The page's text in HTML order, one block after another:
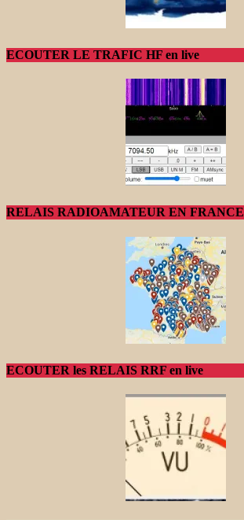
ECOUTER LE TRAFIC HF en live
RELAIS RADIOAMATEUR EN FRANCE
ECOUTER les RELAIS RRF en live